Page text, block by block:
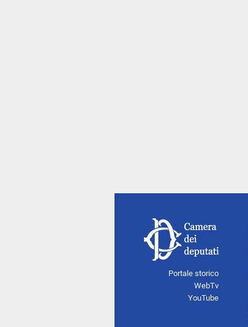
Portale storico
WebTv
YouTube